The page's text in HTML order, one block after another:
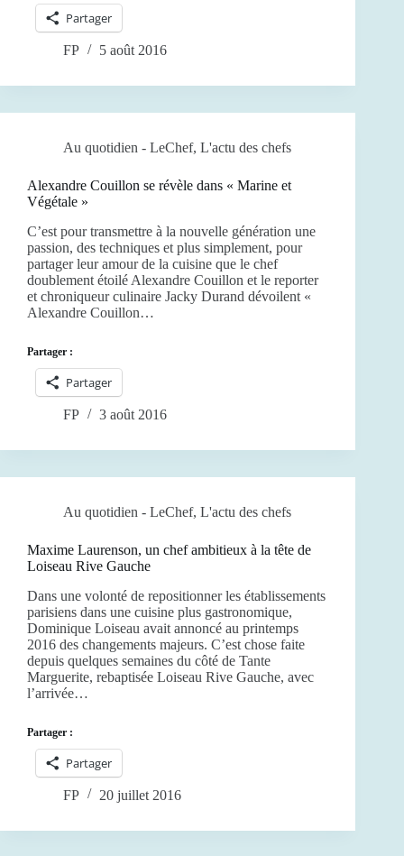
Partager
FP 5 août 2016
Au quotidien - LeChef, L'actu des chefs
Alexandre Couillon se révèle dans « Marine et
Végétale »
C’est pour transmettre à la nouvelle génération une
passion, des techniques et plus simplement, pour
partager leur amour de la cuisine que le chef
doublement étoilé Alexandre Couillon et le reporter
et chroniqueur culinaire Jacky Durand dévoilent «
Alexandre Couillon…
Partager :
Partager
FP 3 août 2016
Au quotidien - LeChef, L'actu des chefs
Maxime Laurenson, un chef ambitieux à la tête de
Loiseau Rive Gauche
Dans une volonté de repositionner les établissements
parisiens dans une cuisine plus gastronomique,
Dominique Loiseau avait annoncé au printemps
2016 des changements majeurs. C’est chose faite
depuis quelques semaines du côté de Tante
Marguerite, rebaptisée Loiseau Rive Gauche, avec
l’arrivée…
Partager :
Partager
FP 20 juillet 2016